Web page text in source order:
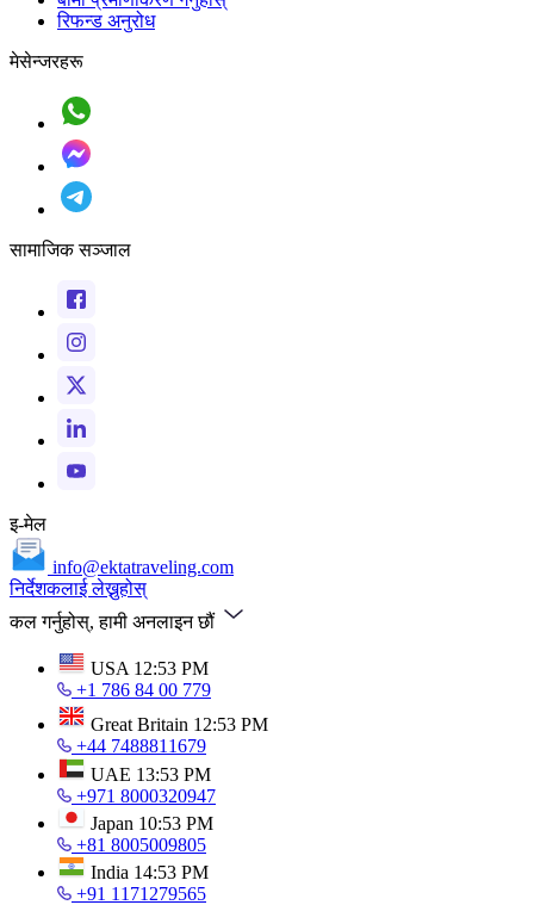
रिफन्ड अनुरोध
मेसेन्जरहरू
सामाजिक सञ्जाल
इ-मेल
info@ektatraveling.com
निर्देशकलाई लेख्नुहोस्
कल गर्नुहोस्, हामी अनलाइन छौं
USA 12:53 PM
+1 786 84 00 779
Great Britain 12:53 PM
+44 7488811679
UAE 13:53 PM
+971 8000320947
Japan 10:53 PM
+81 8005009805
India 14:53 PM
+91 1171279565